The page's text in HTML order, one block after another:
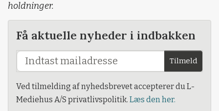
holdninger.
Få aktuelle nyheder i indbakken
Tilmeld
Ved tilmelding af nyhedsbrevet accepterer du L-
Mediehus A/S privatlivspolitik. Læs den her.